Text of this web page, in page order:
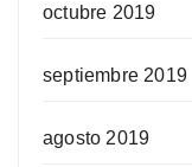
octubre 2019
septiembre 2019
agosto 2019